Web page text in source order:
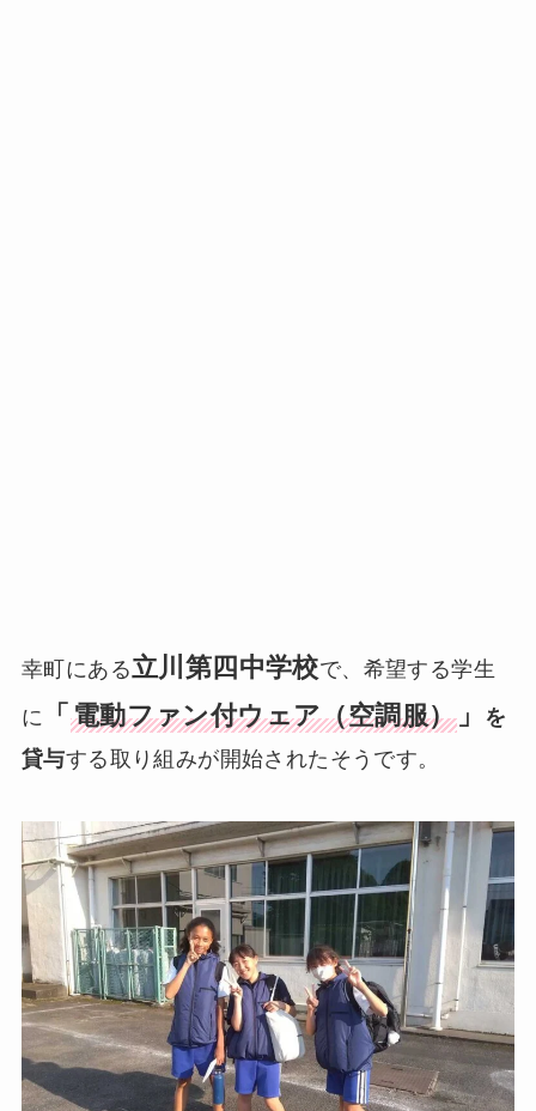
幸町にある立川第四中学校で、希望する学生
に
「 電動ファン付ウェア（空調服） 」
を
貸与する取り組みが開始されたそうです。